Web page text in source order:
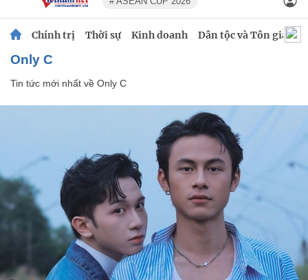
Chính trị Thời sự Kinh doanh Dân tộc và Tôn giáo
Only C
Tin tức mới nhất về Only C